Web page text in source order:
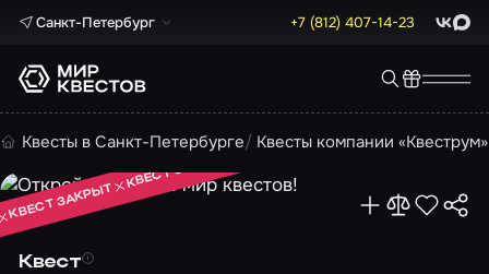
Санкт-Петербург +7 (812) 407-14-23 Max
Квесты в Санкт-Петербурге Квесты компании «Квеструм»
Квест
КВЕСТ ЗАКРЫТ
КВЕСТ ЗАКРЫТ
КВЕСТ ЗАКРЫТ